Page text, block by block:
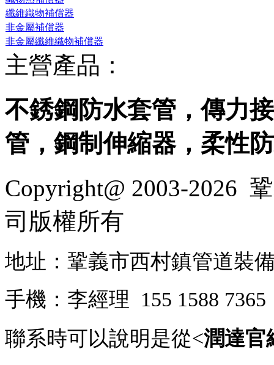
纖維織物補償器
非金屬補償器
非金屬纖維織物補償器
主營產品：
不銹鋼防水套管，傳力
管，鋼制伸縮器，柔性
Copyright@ 2003-2026
司 版權所有
地址：鞏義市西村鎮管道裝
手機：李經理 155 1588 7365
聯系時可以說明是從<潤達官